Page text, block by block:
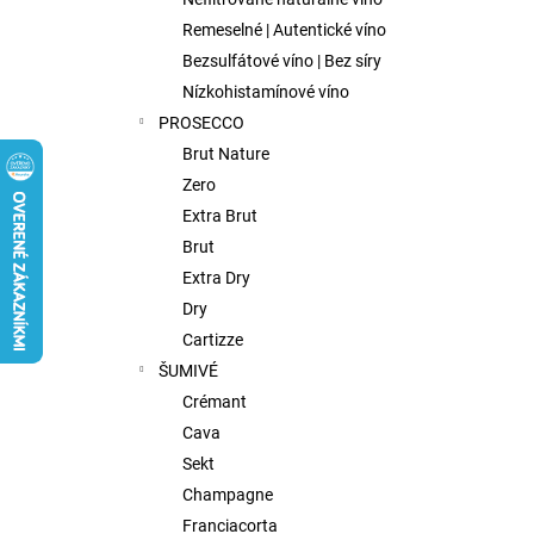
Remeselné | Autentické víno
Bezsulfátové víno | Bez síry
Nízkohistamínové víno
PROSECCO
Brut Nature
Zero
Extra Brut
Brut
Extra Dry
Dry
Cartizze
ŠUMIVÉ
Crémant
Cava
Sekt
Champagne
Franciacorta
FISH WIVES CLUB OCTAVIAS SINFULL
SECRET CHENIN BLANC, 0,75L